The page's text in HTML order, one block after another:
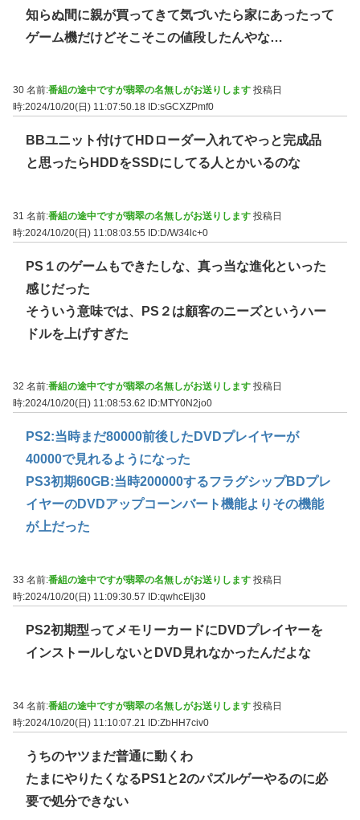
知らぬ間に親が買ってきて気づいたら家にあったって
ゲーム機だけどそこそこの値段したんやな…
30 名前:番組の途中ですが翡翠の名無しがお送りします 投稿日
時:2024/10/20(日) 11:07:50.18 ID:sGCXZPmf0
BBユニット付けてHDローダー入れてやっと完成品
と思ったらHDDをSSDにしてる人とかいるのな
31 名前:番組の途中ですが翡翠の名無しがお送りします 投稿日
時:2024/10/20(日) 11:08:03.55 ID:D/W34lc+0
PS１のゲームもできたしな、真っ当な進化といった
感じだった
そういう意味では、PS２は顧客のニーズというハー
ドルを上げすぎた
32 名前:番組の途中ですが翡翠の名無しがお送りします 投稿日
時:2024/10/20(日) 11:08:53.62
ID:MTY0N2jo0
PS2:当時まだ80000前後したDVDプレイヤーが
40000で見れるようになった
PS3初期60GB:当時200000するフラグシップBDプレ
イヤーのDVDアップコーンバート機能よりその機能
が上だった
33 名前:番組の途中ですが翡翠の名無しがお送りします 投稿日
時:2024/10/20(日) 11:09:30.57
ID:qwhcEIj30
PS2初期型ってメモリーカードにDVDプレイヤーを
インストールしないとDVD見れなかったんだよな
34 名前:番組の途中ですが翡翠の名無しがお送りします 投稿日
時:2024/10/20(日) 11:10:07.21 ID:ZbHH7civ0
うちのヤツまだ普通に動くわ
たまにやりたくなるPS1と2のパズルゲーやるのに必
要で処分できない